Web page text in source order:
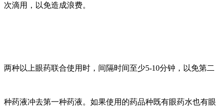
次滴用，以免造成浪费。
两种以上眼药联合使用时，间隔时间至少5-10分钟，以免第二
种药液冲去第一种药液。如果使用的药品种既有眼药水也有眼